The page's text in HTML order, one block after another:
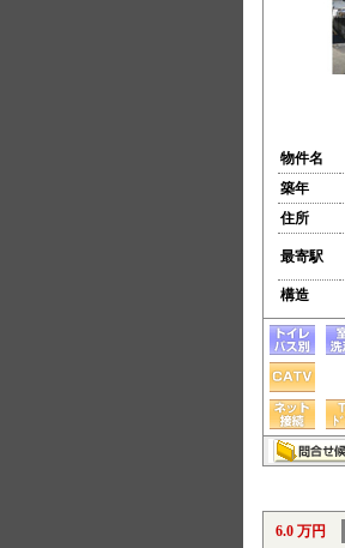
物件名
築年
住所
最寄駅
構造
6.0 万円